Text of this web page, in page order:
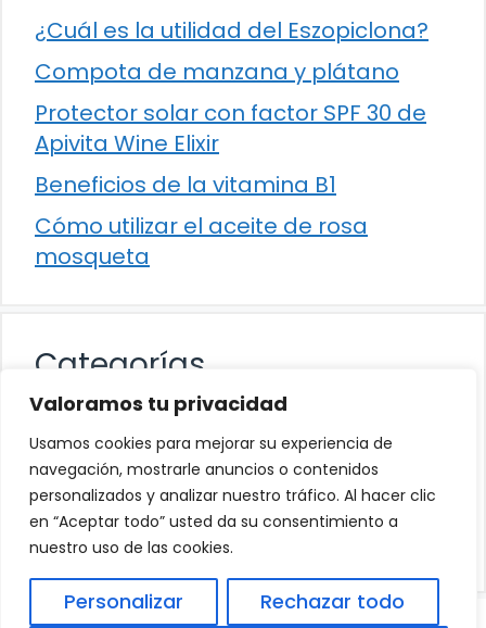
Valoramos tu privacidad
Usamos cookies para mejorar su experiencia de
navegación, mostrarle anuncios o contenidos
personalizados y analizar nuestro tráfico. Al hacer clic
en “Aceptar todo” usted da su consentimiento a
nuestro uso de las cookies.
Personalizar Rechazar todo
¿Cuál es la utilidad del Eszopiclona?
Compota de manzana y plátano
Protector solar con factor SPF 30 de
Apivita Wine Elixir
Beneficios de la vitamina B1
Cómo utilizar el aceite de rosa
mosqueta
Categorías
Alimentación
Destacados
Hogar
Salud